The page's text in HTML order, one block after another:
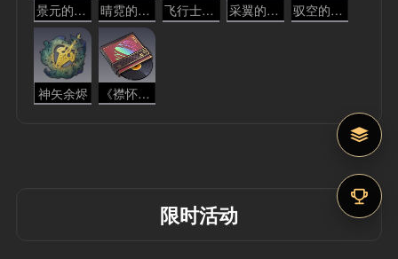
景元的回忆 晴霓的回忆 飞行士的交换日记 采翼的交换日记 驭空的交换日记
神矢余烬 《襟怀玉界》
限时活动